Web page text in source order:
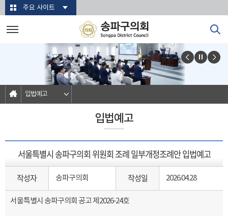
본문바로가기주요 사이트
입법예고
입법예고
서울특별시 송파구의회 위원회 조례 일부개정조례안 입법예고
작성자 송파구의회 작성일 2026.04.28
서울특별시 송파구의회 공고 제2026-24호